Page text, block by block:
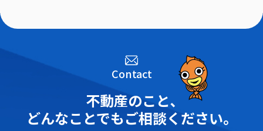
Contact
不動産のこと､
どんなことでもご相談ください。